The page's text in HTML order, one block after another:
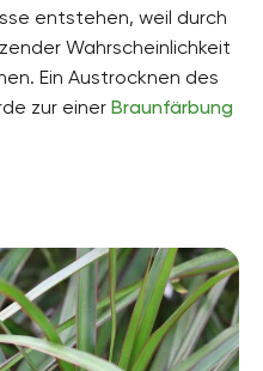
entstehen, weil durch
Wahrscheinlichkeit
Ein Austrocknen des
zur einer Braunfärbung